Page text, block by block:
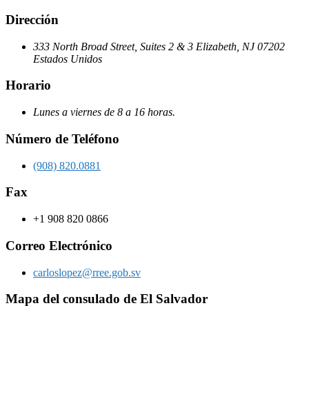
Dirección
333 North Broad Street, Suites 2 & 3 Elizabeth, NJ 07202
Estados Unidos
Horario
Lunes a viernes de 8 a 16 horas.
Número de Teléfono
(908) 820.0881
Fax
+1 908 820 0866
Correo Electrónico
carloslopez@rree.gob.sv
Mapa del consulado de El Salvador